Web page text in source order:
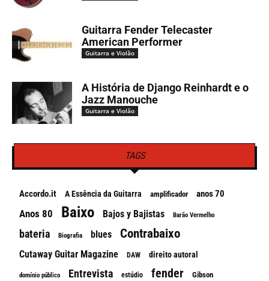
Guitarra Fender Telecaster
American Performer
Guitarra e Violão
A História de Django Reinhardt e o
Jazz Manouche
Guitarra e Violão
TAGS
Accordo.it A Essência da Guitarra amplificador anos 70
Anos 80 Baixo Bajos y Bajistas Barão Vermelho
bateria Biografia blues Contrabaixo
Cutaway Guitar Magazine DAW direito autoral
domínio público Entrevista estúdio fender Gibson